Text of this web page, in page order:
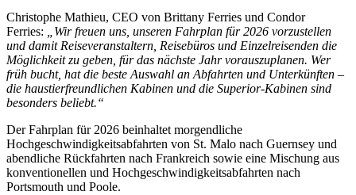
Christophe Mathieu, CEO von Brittany Ferries und Condor
Ferries:
„Wir freuen uns, unseren Fahrplan für 2026 vorzustellen
und damit Reiseveranstaltern, Reisebüros und Einzelreisenden die
Möglichkeit zu geben, für das nächste Jahr vorauszuplanen. Wer
früh bucht, hat die beste Auswahl an Abfahrten und Unterkünften –
die haustierfreundlichen Kabinen und die Superior-Kabinen sind
besonders beliebt.“
Der Fahrplan für 2026 beinhaltet morgendliche
Hochgeschwindigkeitsabfahrten von St. Malo nach Guernsey und
abendliche Rückfahrten nach Frankreich sowie eine Mischung aus
konventionellen und Hochgeschwindigkeitsabfahrten nach
Portsmouth und Poole.